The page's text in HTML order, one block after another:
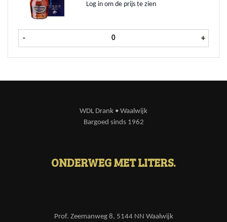
Log in om de prijs te zien
- Courvoisier Cognac VSOP fles 70
+
WDL Drank • Waalwijk
Bargoed sinds 1962
ONDERWEG MET LITERS.
Prof. Zeemanweg 8, 5144 NN Waalwijk